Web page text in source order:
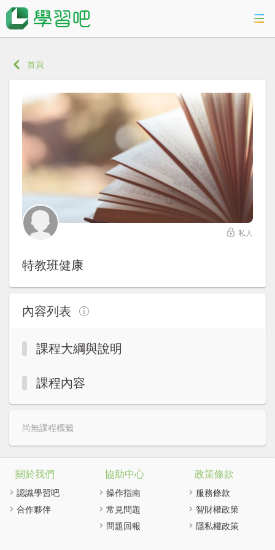
活動專區
智慧數位學習
科技素養教育
首頁
私人
特教班健康
內容列表
課程大綱與說明
課程內容
尚無課程標籤
關於我們
認識學習吧
合作夥伴
協助中心
操作指南
常見問題
問題回報
政策條款
服務條款
智財權政策
隱私權政策